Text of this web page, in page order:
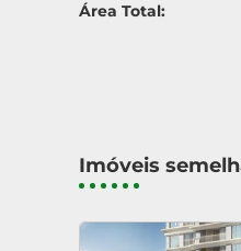
Área Total:
Imóveis